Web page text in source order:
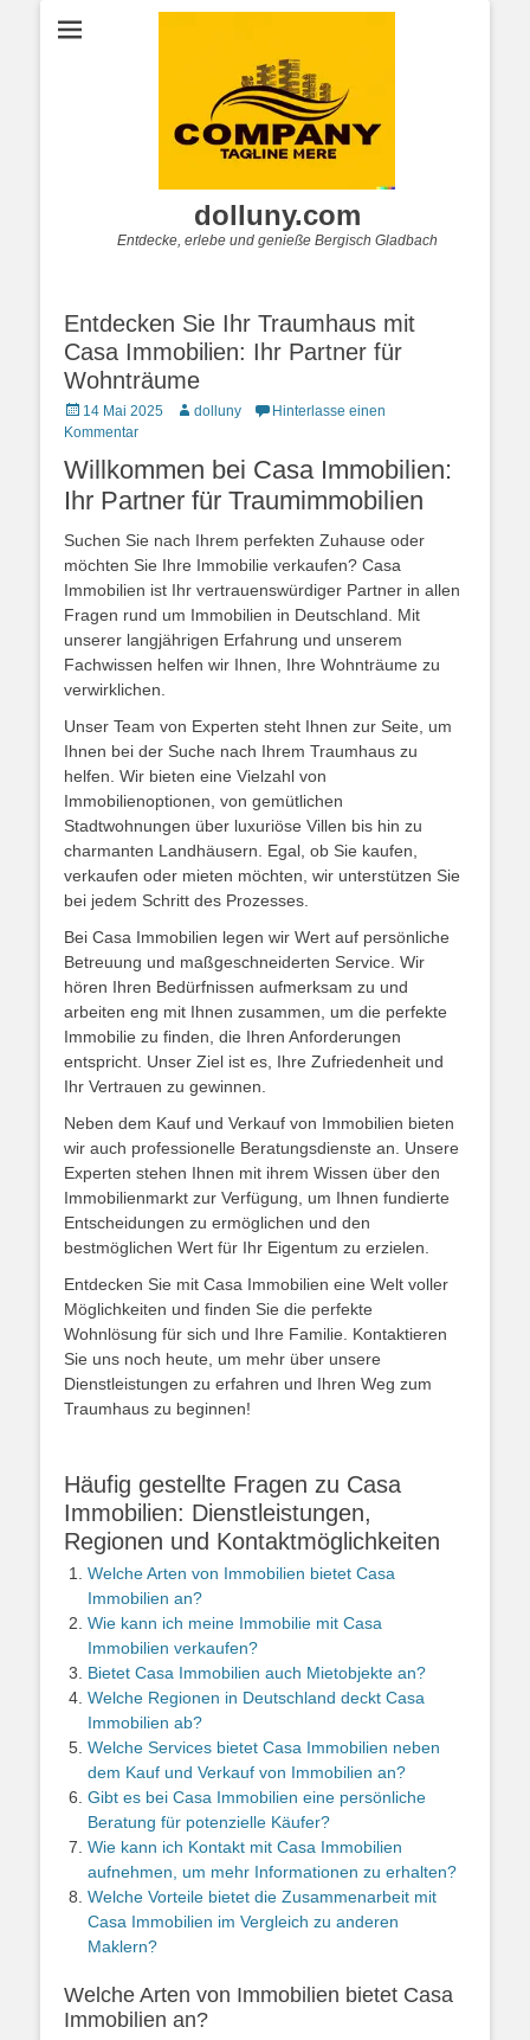
dolluny.com
Entdecke, erlebe und genieße Bergisch Gladbach
Entdecken Sie Ihr Traumhaus mit
Casa Immobilien: Ihr Partner für
Wohnträume
Posted
on
14 Mai 2025 Autordolluny
Hinterlasse einen
Kommentar
Willkommen bei Casa Immobilien:
Ihr Partner für Traumimmobilien
Suchen Sie nach Ihrem perfekten Zuhause oder
möchten Sie Ihre Immobilie verkaufen? Casa
Immobilien ist Ihr vertrauenswürdiger Partner in allen
Fragen rund um Immobilien in Deutschland. Mit
unserer langjährigen Erfahrung und unserem
Fachwissen helfen wir Ihnen, Ihre Wohnträume zu
verwirklichen.
Unser Team von Experten steht Ihnen zur Seite, um
Ihnen bei der Suche nach Ihrem Traumhaus zu
helfen. Wir bieten eine Vielzahl von
Immobilienoptionen, von gemütlichen
Stadtwohnungen über luxuriöse Villen bis hin zu
charmanten Landhäusern. Egal, ob Sie kaufen,
verkaufen oder mieten möchten, wir unterstützen Sie
bei jedem Schritt des Prozesses.
Bei Casa Immobilien legen wir Wert auf persönliche
Betreuung und maßgeschneiderten Service. Wir
hören Ihren Bedürfnissen aufmerksam zu und
arbeiten eng mit Ihnen zusammen, um die perfekte
Immobilie zu finden, die Ihren Anforderungen
entspricht. Unser Ziel ist es, Ihre Zufriedenheit und
Ihr Vertrauen zu gewinnen.
Neben dem Kauf und Verkauf von Immobilien bieten
wir auch professionelle Beratungsdienste an. Unsere
Experten stehen Ihnen mit ihrem Wissen über den
Immobilienmarkt zur Verfügung, um Ihnen fundierte
Entscheidungen zu ermöglichen und den
bestmöglichen Wert für Ihr Eigentum zu erzielen.
Entdecken Sie mit Casa Immobilien eine Welt voller
Möglichkeiten und finden Sie die perfekte
Wohnlösung für sich und Ihre Familie. Kontaktieren
Sie uns noch heute, um mehr über unsere
Dienstleistungen zu erfahren und Ihren Weg zum
Traumhaus zu beginnen!
Häufig gestellte Fragen zu Casa
Immobilien: Dienstleistungen,
Regionen und Kontaktmöglichkeiten
Welche Arten von Immobilien bietet Casa
Immobilien an?
Wie kann ich meine Immobilie mit Casa
Immobilien verkaufen?
Bietet Casa Immobilien auch Mietobjekte an?
Welche Regionen in Deutschland deckt Casa
Immobilien ab?
Welche Services bietet Casa Immobilien neben
dem Kauf und Verkauf von Immobilien an?
Gibt es bei Casa Immobilien eine persönliche
Beratung für potenzielle Käufer?
Wie kann ich Kontakt mit Casa Immobilien
aufnehmen, um mehr Informationen zu erhalten?
Welche Vorteile bietet die Zusammenarbeit mit
Casa Immobilien im Vergleich zu anderen
Maklern?
Welche Arten von Immobilien bietet Casa
Immobilien an?